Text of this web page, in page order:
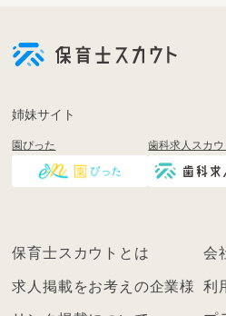
姉妹サイト
園ぴった 歯科求人スカウ
保育士スカウトとは 会
求人掲載をお考えの企業様 利